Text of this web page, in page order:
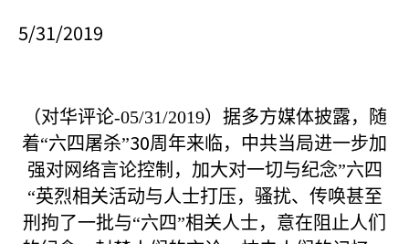
5/31/2019
（对华评论-05/31/2019） 据多方媒体披露，随
着“六四屠杀”30周年来临，中共当局进一步加
强对网络言论控制，加大对一切与纪念”六四
“英烈相关活动与人士打压，骚扰、传唤甚至
刑拘了一批与“六四”相关人士，意在阻止人们